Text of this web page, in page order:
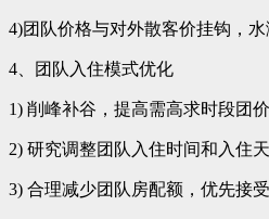
4)团队价格与对外散客价挂钩，
4、团队入住模式优化
1) 削峰补谷，提高需高求时段团
2) 研究调整团队入住时间和入住
3) 合理减少团队房配额，优先接